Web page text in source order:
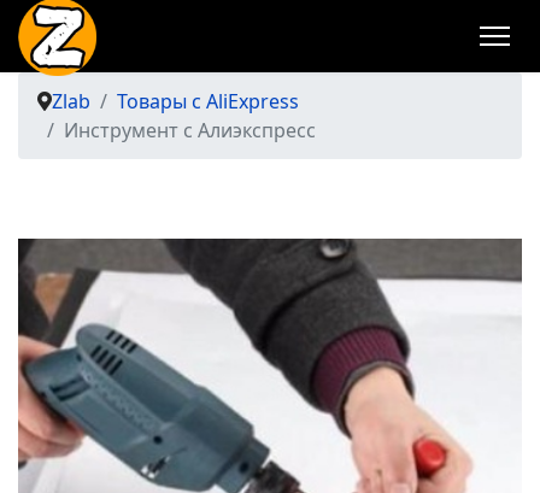
Zlab
Товары с AliExpress
Инструмент с Алиэкспресс